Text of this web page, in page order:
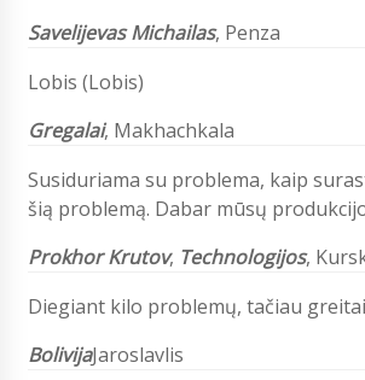
Savelijevas Michailas, Penza
Lobis (Lobis)
Gregalai, Makhachkala
Susiduriama su problema, kaip
šią problemą. Dabar mūsų
Prokhor Krutov, Technologijos,
Diegiant kilo problemų, tačiau
BolivijaJaroslavlis